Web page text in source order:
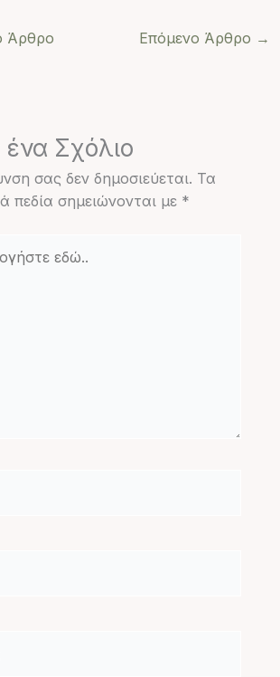
Άρθρο Επόμενο Άρθρο →
Σχόλιο
σας δεν δημοσιεύεται. Τα
πεδία σημειώνονται με *